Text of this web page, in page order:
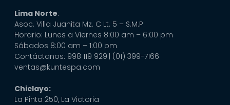
Lima Norte:
Asoc. Villa Juanita Mz. C Lt. 5 – S.M.P.
Horario: Lunes a Viernes 8:00 am – 6:00 pm
Sábados 8:00 am – 1:00 pm
Contáctanos: 998 119 929 | (01) 399-7166
ventas@kuntespa.com
Chiclayo:
La Pinta 250, La Victoria